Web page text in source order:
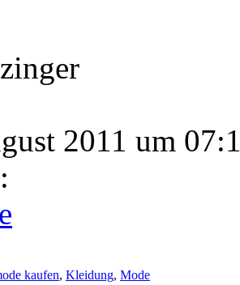
2011 um
kaufen, Kleidung, Mode